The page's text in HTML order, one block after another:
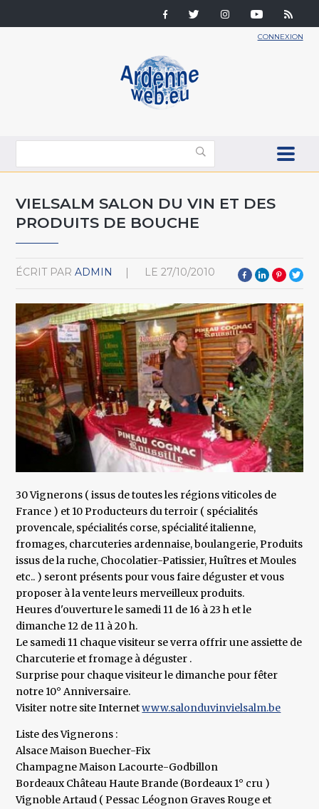
CONNEXION
VIELSALM SALON DU VIN ET DES
PRODUITS DE BOUCHE
ÉCRIT PAR ADMIN LE 27/10/2010
30 Vignerons ( issus de toutes les régions viticoles de
France ) et 10 Producteurs du terroir ( spécialités
provencale, spécialités corse, spécialité italienne,
fromages, charcuteries ardennaise, boulangerie, Produits
issus de la ruche, Chocolatier-Patissier, Huîtres et Moules
etc.. ) seront présents pour vous faire déguster et vous
proposer à la vente leurs merveilleux produits.
Heures d'ouverture le samedi 11 de 16 à 23 h et le
dimanche 12 de 11 à 20 h.
Le samedi 11 chaque visiteur se verra offrir une assiette de
Charcuterie et fromage à déguster .
Surprise pour chaque visiteur le dimanche pour fêter
notre 10° Anniversaire.
Visiter notre site Internetwww.salonduvinvielsalm.be
Liste des Vignerons :
Alsace Maison Buecher-Fix
Champagne Maison Lacourte-Godbillon
Bordeaux Château Haute Brande (Bordeaux 1° cru )
Vignoble Artaud ( Pessac Léognon Graves Rouge et